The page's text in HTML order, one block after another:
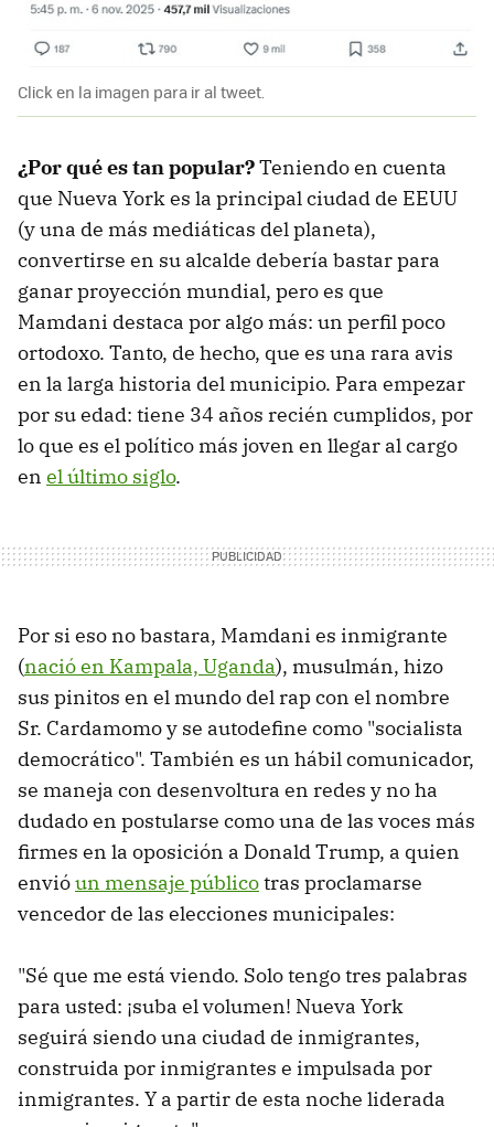
Click en la imagen para ir al tweet.
¿Por qué es tan popular?Teniendo en cuenta
que Nueva York es la principal ciudad de EEUU
(y una de más mediáticas del planeta),
convertirse en su alcalde debería bastar para
ganar proyección mundial, pero es que
Mamdani destaca por algo más: un perfil poco
ortodoxo. Tanto, de hecho, que es una rara avis
en la larga historia del municipio. Para empezar
por su edad: tiene 34 años recién cumplidos, por
lo que es el político más joven en llegar al cargo
en el último siglo.
Por si eso no bastara, Mamdani es inmigrante
(nació en Kampala, Uganda), musulmán, hizo
sus pinitos en el mundo del rap con el nombre
Sr. Cardamomo y se autodefine como "socialista
democrático". También es un hábil comunicador,
se maneja con desenvoltura en redes y no ha
dudado en postularse como una de las voces más
firmes en la oposición a Donald Trump, a quien
envióun mensaje públicotras proclamarse
vencedor de las elecciones municipales:
"Sé que me está viendo. Solo tengo tres palabras
para usted: ¡suba el volumen! Nueva York
seguirá siendo una ciudad de inmigrantes,
construida por inmigrantes e impulsada por
inmigrantes. Y a partir de esta noche liderada